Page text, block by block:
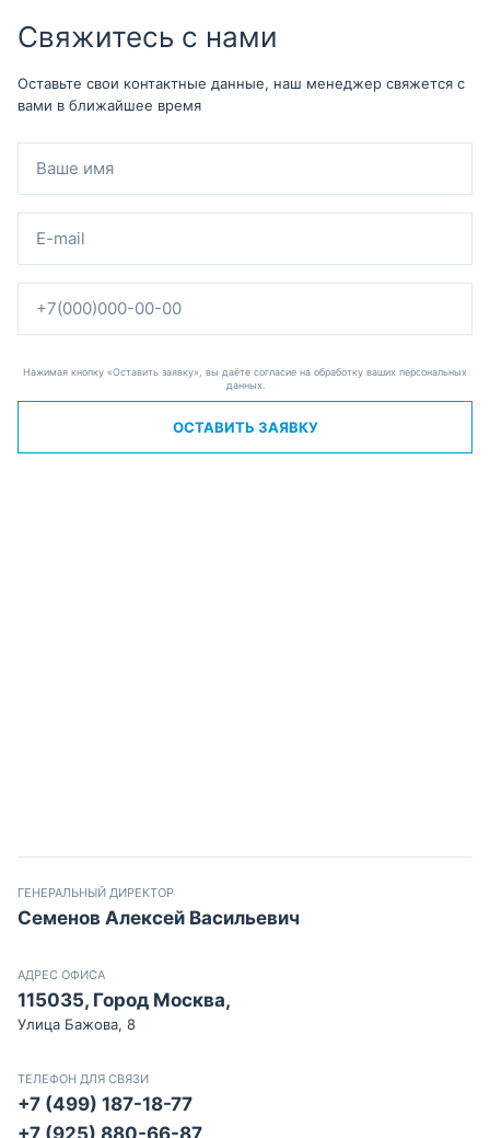
Свяжитесь с нами
Оставьте свои контактные данные, наш менеджер свяжется с
вами в ближайшее время
Нажимая кнопку «Оставить заявку», вы даёте согласие на обработку ваших персональных
данных.
ОСТАВИТЬ ЗАЯВКУ
ГЕНЕРАЛЬНЫЙ ДИРЕКТОР
Семенов Алексей Васильевич
АДРЕС ОФИСА
115035, Город Москва,
Улица Бажова, 8
ТЕЛЕФОН ДЛЯ СВЯЗИ
+7 (499) 187-18-77
+7 (925) 880-66-87